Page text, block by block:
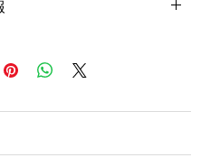
％、パルプ20％
木染めの15柄セットです。柄
てはお任せください。